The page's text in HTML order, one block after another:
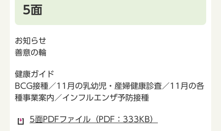
5面
お知らせ
善意の輪
健康ガイド
BCG接種／11月の乳幼児・産婦健康診査／11月の各
種事業案内／インフルエンザ予防接種
5面PDFファイル（PDF：333KB）